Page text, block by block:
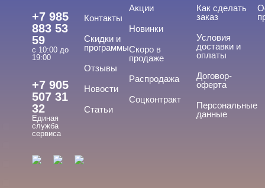
Cвернуть
База
База жесткая
+7 985
883 53
59
с 10:00 до
19:00
+7 905
507 31
32
Единая
служба
сервиса
Контакты
Скидки и
программы
Отзывы
Новости
Статьи
Акции
Новинки
Скоро в
продаже
Распродажа
Соцконтракт
Как сделать
заказ
Условия
доставки и
оплаты
Договор-
оферта
Персональные
данные